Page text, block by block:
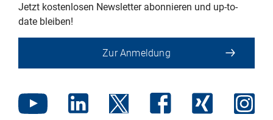
Jetzt kostenlosen Newsletter abonnieren und up-to-
date bleiben!
Zur Anmeldung